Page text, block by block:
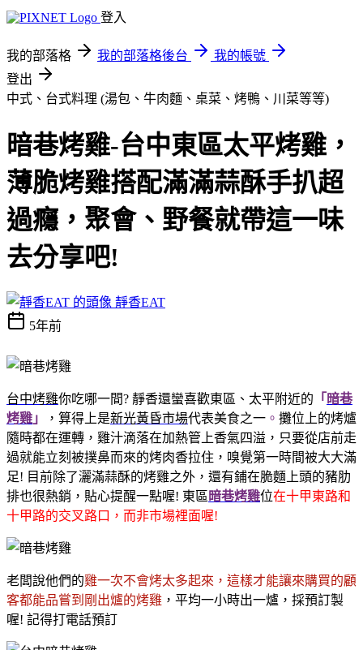
登入
我的部落格 我的部落格後台
我的帳號
登出
中式、台式料理 (湯包、牛肉麵、桌菜、烤鴨、川菜等等)
暗巷烤雞-台中東區太平烤雞，
薄脆烤雞搭配滿滿蒜酥手扒超
過癮，聚會、野餐就帶這一味
去分享吧!
靜香EAT
5年前
台中烤雞你吃哪一間? 靜香還蠻喜歡東區、太平附近的 「 暗巷
烤雞 」 ，算得上是新光黃昏市場代表美食之一 。 攤位上的烤爐
隨時都在運轉，雞汁滴落在加熱管上香氣四溢，只要從店前走
過就能立刻被撲鼻而來的烤肉香拉住，嗅覺第一時間被大大滿
足! 目前除了灑滿蒜酥的烤雞之外，還有鋪在脆麵上頭的豬肋
排也很熱銷， 貼心提醒一點喔! 東區 暗巷烤雞位在十甲東路和
十甲路的交叉路口，而非市場裡面喔!
老闆說他們的雞一次不會烤太多起來，這樣才能讓來購買的顧
客都能品嘗到剛出爐的烤雞 ，平均一小時出一爐，採預訂製
喔! 記得打電話預訂